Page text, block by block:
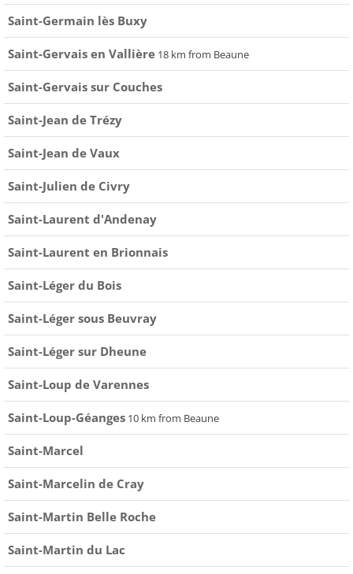
Saint-Germain lès Buxy
Saint-Gervais en Vallière 18 km from Beaune
Saint-Gervais sur Couches
Saint-Jean de Trézy
Saint-Jean de Vaux
Saint-Julien de Civry
Saint-Laurent d'Andenay
Saint-Laurent en Brionnais
Saint-Léger du Bois
Saint-Léger sous Beuvray
Saint-Léger sur Dheune
Saint-Loup de Varennes
Saint-Loup-Géanges 10 km from Beaune
Saint-Marcel
Saint-Marcelin de Cray
Saint-Martin Belle Roche
Saint-Martin du Lac